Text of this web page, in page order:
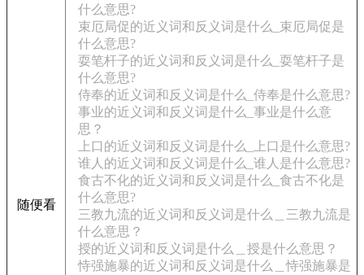
随便看
什么意思?
束厄局促的近义词和反义词是什么_束厄局促是
什么意思?
耍笔杆子的近义词和反义词是什么_耍笔杆子是
什么意思?
侍奉的近义词和反义词是什么_侍奉是什么意思?
事业的近义词和反义词是什么_事业是什么意
思？
上口的近义词和反义词是什么_上口是什么意思?
谁人的近义词和反义词是什么_谁人是什么意思?
食古不化的近义词和反义词是什么_食古不化是
什么意思?
三教九流的近义词和反义词是什么＿三教九流是
什么意思？
授的近义词和反义词是什么＿授是什么意思？
恃强施暴的近义词和反义词是什么＿恃强施暴是